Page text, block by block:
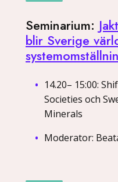
Seminarium:
blir Sverige
14.20– 15:00:
Societies och
Minerals
Moderator: